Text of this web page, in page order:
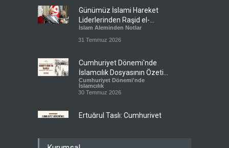
Günümüz İslami Hareket
Liderlerinden Raşid el-
Gannuşi’ye Seküler Faşizmin
Zindanlarında Ağır Tecrit
İslam Aleminden Notlar
31 Temmuz 2026
Cumhuriyet Dönemi'nde
İslamcılık Dosyasının Özeti
Sizlerle!
Cumhuriyet Dönemi'nde
İslamcılık
30 Temmuz 2026
Ertuğrul Taşlı: Cumhuriyet
topraklarda İslam'ın
28 Temmuz 2026